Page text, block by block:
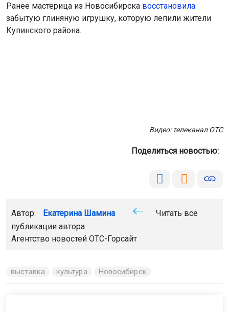
Ранее мастерица из Новосибирска восстановила
забытую глиняную игрушку, которую лепили жители
Купинского района.
Видео: телеканал ОТС
Поделиться новостью:
Автор: Екатерина Шамина
Читать все
публикации автора
Агентство новостей ОТС-Горсайт
выставка культура Новосибирск